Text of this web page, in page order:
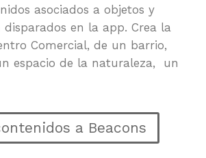
asociados a objetos y
disparados en la app. Crea la
Comercial, de un barrio,
espacio de la naturaleza, un
a Beacons